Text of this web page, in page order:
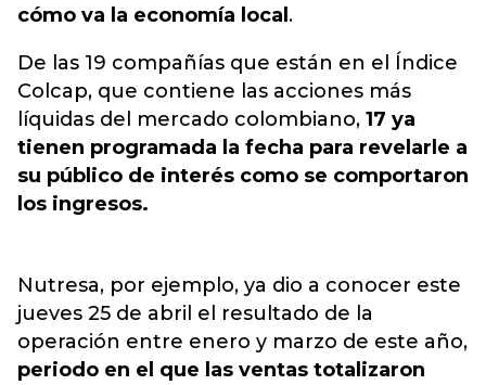
cómo va la economía local .
De las 19 compañías que están en el Índice
Colcap, que contiene las acciones más
líquidas del mercado colombiano, 17 ya
tienen programada la fecha para revelarle a
su público de interés como se comportaron
los ingresos.
Nutresa, por ejemplo, ya dio a conocer este
jueves 25 de abril el resultado de la
operación entre enero y marzo de este año,
periodo en el que las ventas totalizaron